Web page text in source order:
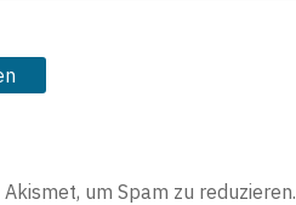
um Spam zu reduzieren.